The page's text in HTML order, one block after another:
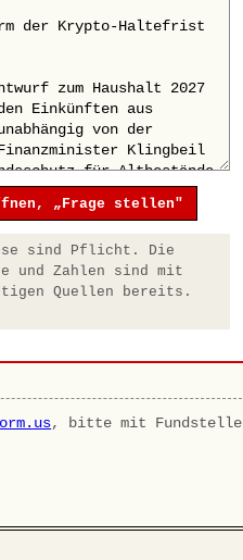
„Frage stellen"
sind Pflicht. Die
und Zahlen sind mit
Quellen bereits.
, bitte mit Fundstelle